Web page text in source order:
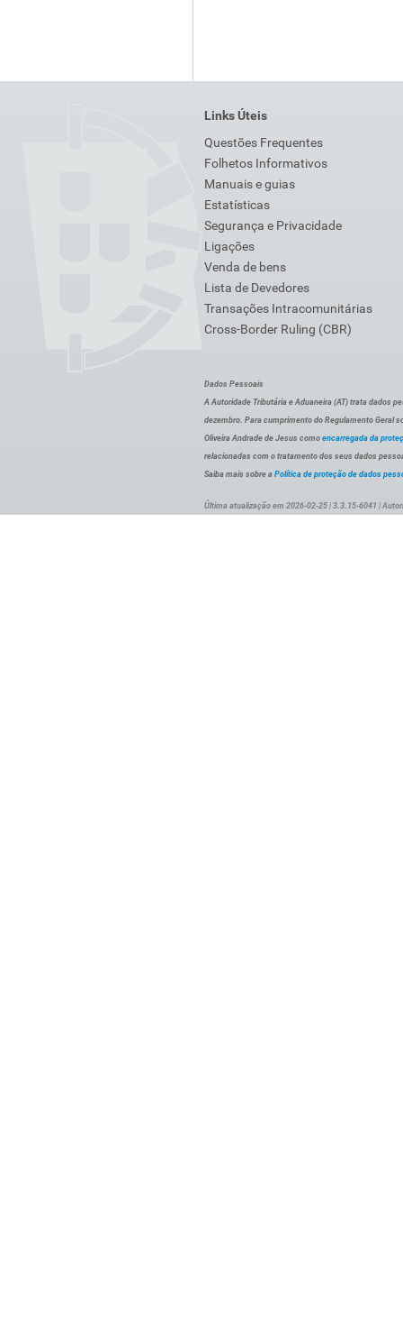
Links Úteis
Questões Frequentes
Folhetos Informativos
Manuais e guias
Estatísticas
Segurança e Privacidade
Ligações
Venda de bens
Lista de Devedores
Transações Intracomunitárias
Cross-Border Ruling (CBR)
Dados Pessoais
A Autoridade Tributária e Aduaneira (AT) trata dados
dezembro. Para cumprimento do Regulamento Geral
Oliveira Andrade de Jesus como encarregada da
relacionadas com o tratamento dos seus dados
Saiba mais sobre a Política de proteção de dados
Última atualização em 2026-02-25 | 3.3.15-6041 |